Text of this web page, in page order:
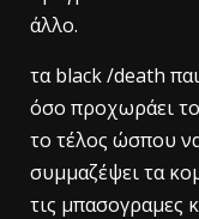
άλλο.
τα black /death
όσο προχωράει το
το τέλος ώσπου
συμμαζέψει τα
τις